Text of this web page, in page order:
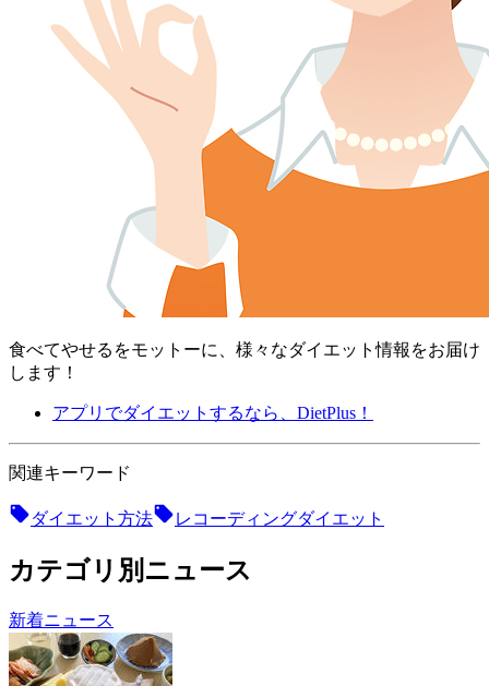
食べてやせるをモットーに、様々なダイエット情報をお届け
します！
アプリでダイエットするなら、DietPlus！
関連キーワード
ダイエット方法 レコーディングダイエット
カテゴリ別ニュース
新着ニュース